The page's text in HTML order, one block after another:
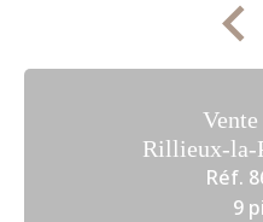
Rillieux-la-
Réf.
9